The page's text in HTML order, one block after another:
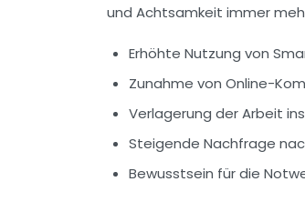
und Achtsamkeit immer
Erhöhte Nutzung von
Zunahme von Online-
Verlagerung der Arbeit
Steigende Nachfrage
Bewusstsein für die